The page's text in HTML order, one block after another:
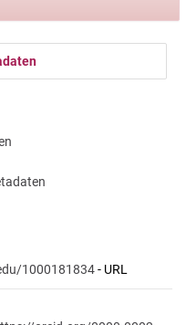
1000181834- URL